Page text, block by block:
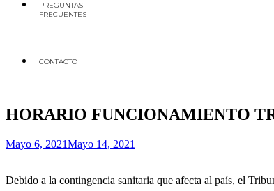
PREGUNTAS
FRECUENTES
CONTACTO
HORARIO FUNCIONAMIENTO
Mayo 6, 2021Mayo 14, 2021
Debido a la contingencia sanitaria que afecta al país, el